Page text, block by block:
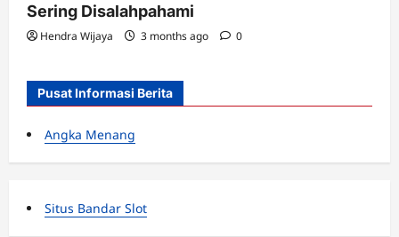
Sering Disalahpahami
Hendra Wijaya 3 months ago 0
Pusat Informasi Berita
Angka Menang
Situs Bandar Slot